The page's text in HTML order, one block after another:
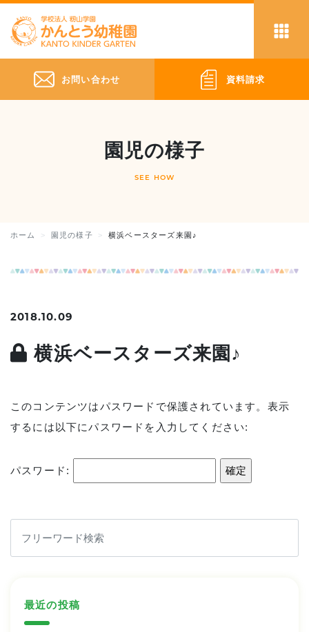
お問い合わせ 資料請求
園児の様子
SEE HOW
ホーム 園児の様子 横浜ベースターズ来園♪
2018.10.09
横浜ベースターズ来園♪
このコンテンツはパスワードで保護されています。表示
するには以下にパスワードを入力してください:
パスワード:
最近の投稿